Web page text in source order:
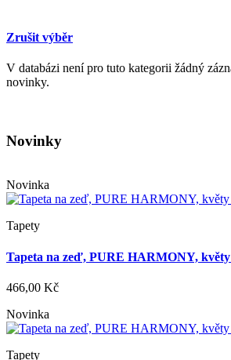
Zrušit výběr
V databázi není pro tuto kategorii žádný
novinky.
Novinky
Novinka
Tapety
Tapeta na zeď, PURE HARMONY, květy
466,00 Kč
Novinka
Tapety